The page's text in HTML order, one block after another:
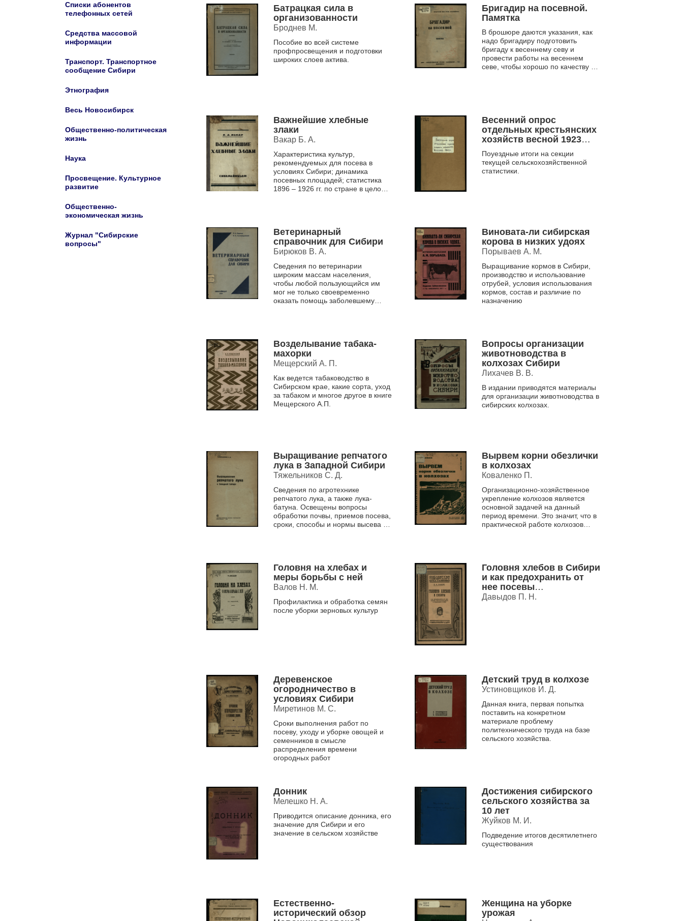
Списки абонентов
телефонных сетей
Средства массовой
информации
Транспорт. Транспортное
сообщение Сибири
Этнография
Весь Новосибирск
Общественно-политическая
жизнь
Наука
Просвещение. Культурное
развитие
Общественно-
экономическая жизнь
Журнал "Сибирские
вопросы"
Батрацкая сила в
организованности
Броднев М.
Пособие во всей системе
профпросвещения и подготовки
широких слоев актива.
Бригадир на посевной.
Памятка
В брошюре даются указания, как
надо бригадиру подготовить
бригаду к весеннему севу и
провести работы на весеннем
севе, чтобы хорошо по качеству и
Важнейшие хлебные
злаки
Вакар Б. А.
Характеристика культур,
рекомендуемых для посева в
условиях Сибири; динамика
посевных площадей; статистика
1896 – 1926 гг. по стране в целом
Весенний опрос
отдельных крестьянских
хозяйств весной 1923
года
Поуездные итоги на секции
текущей сельскохозяйственной
статистики.
Ветеринарный
справочник для Сибири
Бирюков В. А.
Сведения по ветеринарии
широким массам населения,
чтобы любой пользующийся им
мог не только своевременно
оказать помощь заболевшему
Виновата-ли сибирская
корова в низких удоях
Порываев А. М.
Выращивание кормов в Сибири,
производство и использование
отрубей, условия использования
кормов, состав и различие по
назначению
Возделывание табака-
махорки
Мещерский А. П.
Как ведется табаководство в
Сибирском крае, какие сорта, уход
за табаком и многое другое в книге
Мещерского А.П.
Вопросы организации
животноводства в
колхозах Сибири
Лихачев В. В.
В издании приводятся материалы
для организации животноводства в
сибирских колхозах.
Выращивание репчатого
лука в Западной Сибири
Тяжельников С. Д.
Сведения по агротехнике
репчатого лука, а также лука-
батуна. Освещены вопросы
обработки почвы, приемов посева,
сроки, способы и нормы высева и
Вырвем корни обезлички
в колхозах
Коваленко П.
Организационно-хозяйственное
укрепление колхозов является
основной задачей на данный
период времени. Это значит, что в
практической работе колхозов
Головня на хлебах и
меры борьбы с ней
Валов Н. М.
Профилактика и обработка семян
после уборки зерновых культур
Головня хлебов в Сибири
и как предохранить от
нее посевы
протравливанием и
Давыдов П. Н.
Деревенское
огородничество в
условиях Сибири
Миретинов М. С.
Сроки выполнения работ по
посеву, уходу и уборке овощей и
семенников в смысле
распределения времени
огородных работ
Детский труд в колхозе
Устиновщиков И. Д.
Данная книга, первая попытка
поставить на конкретном
материале проблему
политехнического труда на базе
сельского хозяйства.
Донник
Мелешко Н. А.
Приводится описание донника, его
значение для Сибири и его
значение в сельском хозяйстве
Достижения сибирского
сельского хозяйства за
10 лет
Жуйков М. И.
Подведение итогов десятилетнего
существования
Естественно-
исторический обзор
Женщина на уборке
урожая